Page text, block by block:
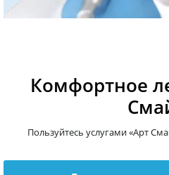
Комфортное
Пользуйтесь услугами «Арт